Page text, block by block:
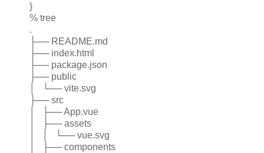
}
% tree
.
├── README.md
├── index.html
├── package.json
├── public
│ └── vite.svg
├── src
│ ├── App.vue
│ ├── assets
│ │ └── vue.svg
│ ├── components